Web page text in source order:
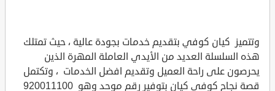
وتتميز كيان كوفي بتقديم خدمات بجودة عالية ، حيث تمتلك
هذه السلسلة العديد من الأيدي العاملة المهرة الذين
يحرصون على راحة العميل وتقديم افضل الخدمات ، وتكتمل